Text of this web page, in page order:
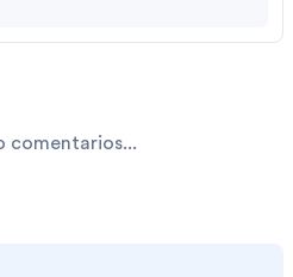
comentarios...